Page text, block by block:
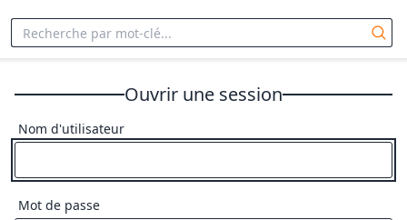
Ouvrir une session
Nom d'utilisateur
Mot de passe